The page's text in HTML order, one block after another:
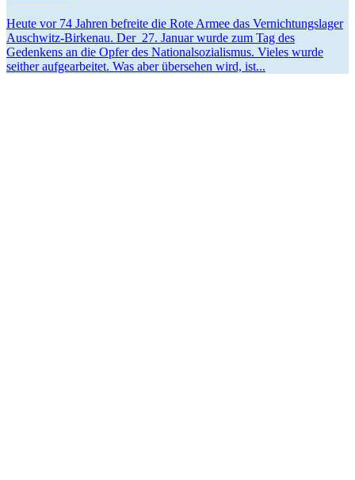
Heute vor 74 Jahren befreite die Rote Armee das Vernich­tungs­lager
Auschwitz-Birkenau. Der 27. Januar wurde zum Tag des
Gedenkens an die Opfer des Natio­nal­so­zia­lismus. Vieles wurde
seither aufge­ar­beitet. Was aber übersehen wird, ist...